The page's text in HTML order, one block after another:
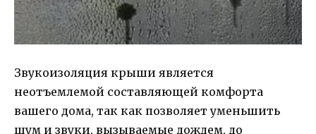
Звукоизоляция крыши является
неотъемлемой составляющей комфорта
вашего дома, так как позволяет уменьшить
шум и звуки, вызываемые дождем, до